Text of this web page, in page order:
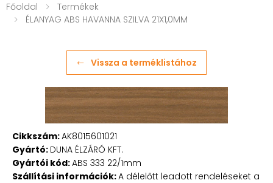
Főoldal
Termékek
ÉLANYAG ABS HAVANNA SZILVA 21X1,0MM
Vissza a terméklistához
Cikkszám:AK8015601021
Gyártó: DUNA ÉLZÁRÓ KFT.
Gyártói kód:ABS 333 22/1mm
Szállítási információk:A délelőtt leadott rendeléseket a